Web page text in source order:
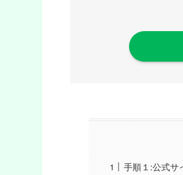
手順１:公式サ